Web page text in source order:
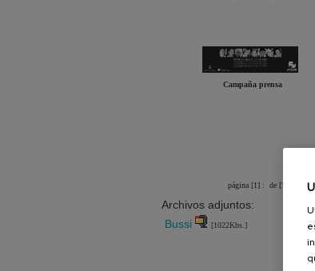
Campaña prensa
página [1] : de [1] : [1]
Archivos adjuntos:
Bussi
[1022Kbs.]